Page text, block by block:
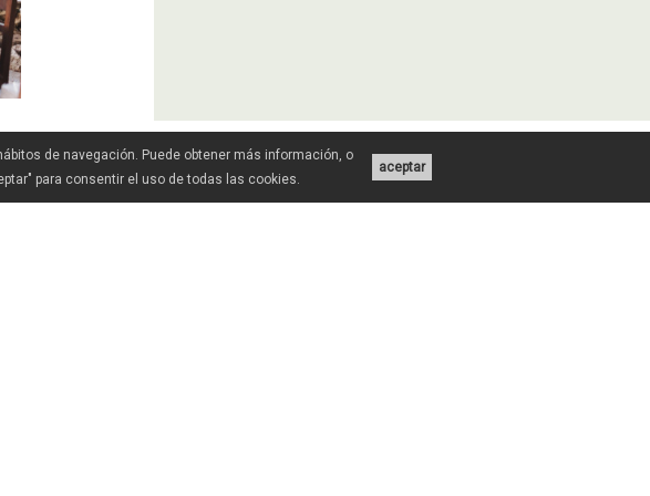
aceptar
de navegación. Puede obtener más información, o
para consentir el uso de todas las cookies.